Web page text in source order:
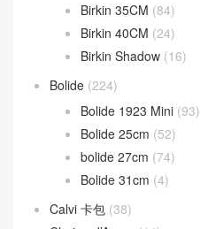
Birkin 35CM (84)
Birkin 40CM (24)
Birkin Shadow (16)
Bolide (224)
Bolide 1923 Mini (93)
Bolide 25cm (52)
bolide 27cm (74)
Bolide 31cm (4)
Calvi 卡包 (38)